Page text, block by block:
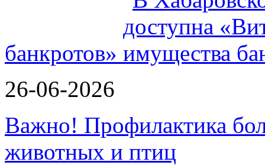
банкротов»
26-06-2026
Важно! Профилактика
животных и птиц